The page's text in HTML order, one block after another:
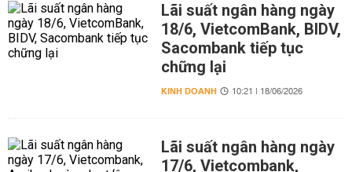
Lãi suất ngân hàng ngày
18/6, VietcomBank, BIDV,
Sacombank tiếp tục
chững lại
KINH DOANH 10:21 | 18/06/2026
Lãi suất ngân hàng ngày
17/6, Vietcombank,